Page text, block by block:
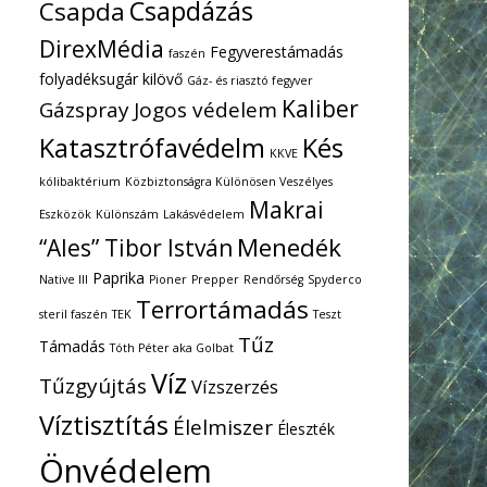
Csapda Csapdázás
DirexMédia faszén Fegyverestámadás
folyadéksugár kilövő Gáz- és riasztó fegyver
Gázspray Jogos védelem Kaliber
Katasztrófavédelm KKVE Kés
kólibaktérium Közbiztonságra Különösen Veszélyes
Eszközök Különszám Lakásvédelem Makrai
“Ales” Tibor István Menedék
Native III Paprika Pioner Prepper Rendőrség Spyderco
steril faszén TEK Terrortámadás Teszt
Támadás Tóth Péter aka Golbat Tűz
TűzgyújtásVíz Vízszerzés
Víztisztítás Élelmiszer Éleszték
Önvédelem